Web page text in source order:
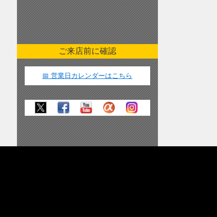
ご来店前に確認
📅 営業日カレンダーはこちら